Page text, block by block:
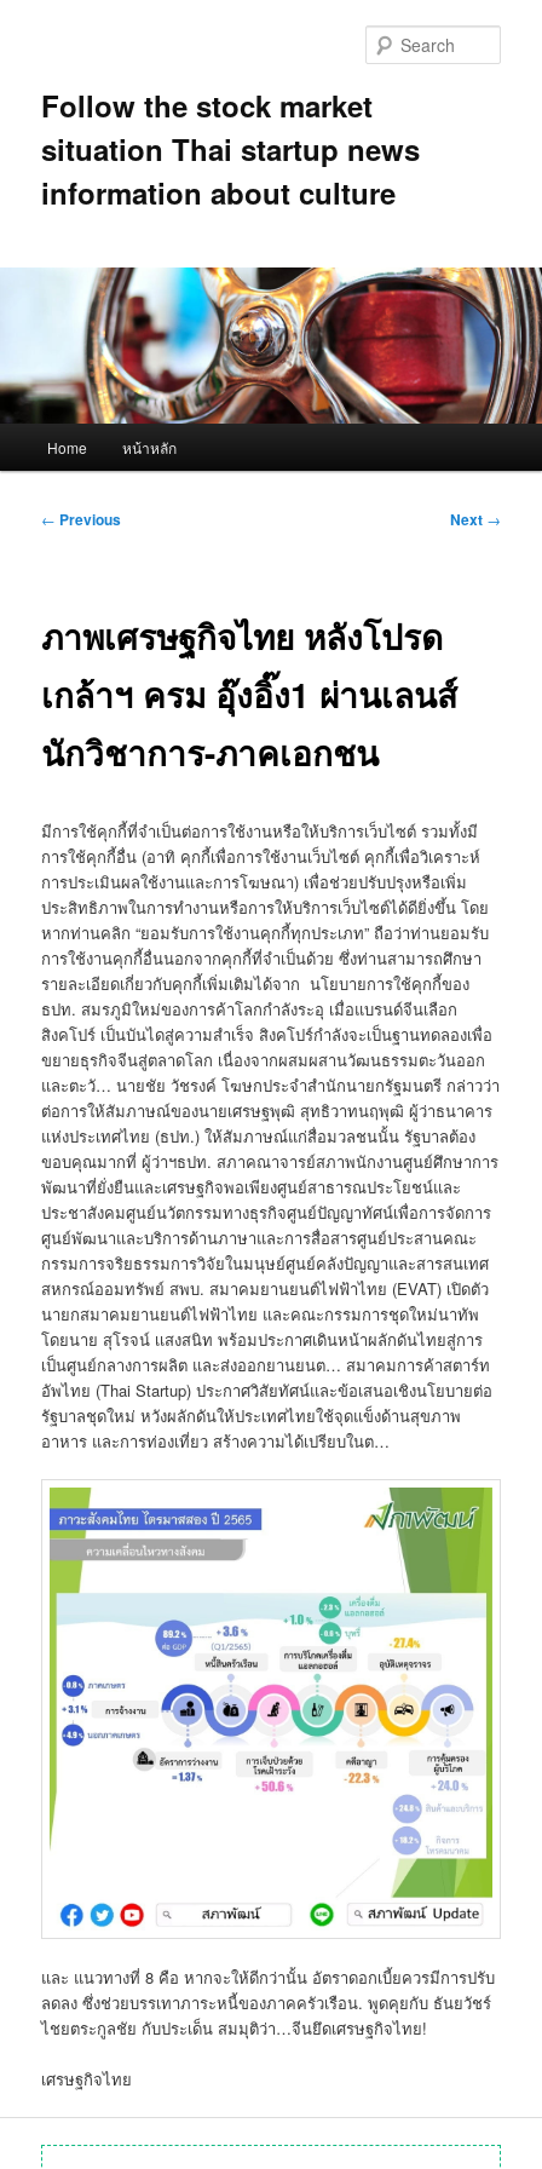
Follow the stock market
situation Thai startup news
information about culture
Home หน้าหลัก
Post
← Previous Next →
ภาพเศรษฐกิจไทย หลังโปรด
เกล้าฯ ครม อุ๊งอิ๊ง1 ผ่านเลนส์
นักวิชาการ-ภาคเอกชน
มีการใช้คุกกี้ที่จำเป็นต่อการใช้งานหรือให้บริการเว็บไซต์ รวมทั้งมี
การใช้คุกกี้อื่น (อาทิ คุกกี้เพื่อการใช้งานเว็บไซต์ คุกกี้เพื่อวิเคราะห์
การประเมินผลใช้งานและการโฆษณา) เพื่อช่วยปรับปรุงหรือเพิ่ม
ประสิทธิภาพในการทำงานหรือการให้บริการเว็บไซต์ได้ดียิ่งขึ้น โดย
หากท่านคลิก “ยอมรับการใช้งานคุกกี้ทุกประเภท” ถือว่าท่านยอมรับ
การใช้งานคุกกี้อื่นนอกจากคุกกี้ที่จำเป็นด้วย ซึ่งท่านสามารถศึกษา
รายละเอียดเกี่ยวกับคุกกี้เพิ่มเติมได้จาก นโยบายการใช้คุกกี้ของ
ธปท. สมรภูมิใหม่ของการค้าโลกกำลังระอุ เมื่อแบรนด์จีนเลือก
สิงคโปร์ เป็นบันไดสู่ความสำเร็จ สิงคโปร์กำลังจะเป็นฐานทดลองเพื่อ
ขยายธุรกิจจีนสู่ตลาดโลก เนื่องจากผสมผสานวัฒนธรรมตะวันออก
และตะวั… นายชัย วัชรงค์ โฆษกประจำสำนักนายกรัฐมนตรี กล่าวว่า
ต่อการให้สัมภาษณ์ของนายเศรษฐพุฒิ สุทธิวาทนฤพุฒิ ผู้ว่าธนาคาร
แห่งประเทศไทย (ธปท.) ให้สัมภาษณ์แก่สื่อมวลชนนั้น รัฐบาลต้อง
ขอบคุณมากที่ ผู้ว่าฯธปท. สภาคณาจารย์สภาพนักงานศูนย์ศึกษาการ
พัฒนาที่ยั่งยืนและเศรษฐกิจพอเพียงศูนย์สาธารณประโยชน์และ
ประชาสังคมศูนย์นวัตกรรมทางธุรกิจศูนย์ปัญญาทัศน์เพื่อการจัดการ
ศูนย์พัฒนาและบริการด้านภาษาและการสื่อสารศูนย์ประสานคณะ
กรรมการจริยธรรมการวิจัยในมนุษย์ศูนย์คลังปัญญาและสารสนเทศ
สหกรณ์ออมทรัพย์ สพบ. สมาคมยานยนต์ไฟฟ้าไทย (EVAT) เปิดตัว
นายกสมาคมยานยนต์ไฟฟ้าไทย และคณะกรรมการชุดใหม่นาทัพ
โดยนาย สุโรจน์ เเสงสนิท พร้อมประกาศเดินหน้าผลักดันไทยสู่การ
เป็นศูนย์กลางการผลิต และส่งออกยานยนต… สมาคมการค้าสตาร์ท
อัพไทย (Thai Startup) ประกาศวิสัยทัศน์และข้อเสนอเชิงนโยบายต่อ
รัฐบาลชุดใหม่ หวังผลักดันให้ประเทศไทยใช้จุดแข็งด้านสุขภาพ
อาหาร และการท่องเที่ยว สร้างความได้เปรียบในต…
และ แนวทางที่ 8 คือ หากจะให้ดีกว่านั้น อัตราดอกเบี้ยควรมีการปรับ
ลดลง ซึ่งช่วยบรรเทาภาระหนี้ของภาคครัวเรือน. พูดคุยกับ ธันยวัชร์
ไชยตระกูลชัย กับประเด็น สมมุติว่า…จีนยึดเศรษฐกิจไทย!
เศรษฐกิจไทย